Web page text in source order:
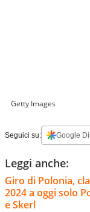
Getty Images
Seguici su: Google
Leggi anche:
Giro di Polonia,
2024 a oggi solo
e Skerl